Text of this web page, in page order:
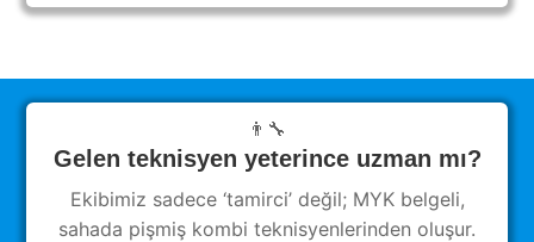
👨‍🔧
Gelen teknisyen yeterince uzman mı?
Ekibimiz sadece ‘tamirci’ değil; MYK belgeli,
sahada pişmiş kombi teknisyenlerinden oluşur.